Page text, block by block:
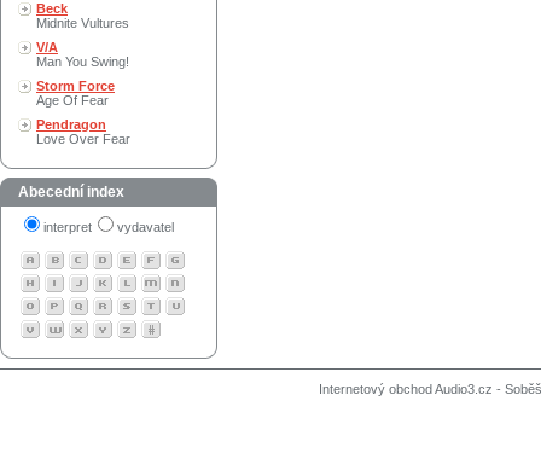
Beck
Midnite Vultures
V/A
Man You Swing!
Storm Force
Age Of Fear
Pendragon
Love Over Fear
Abecední index
interpret vydavatel
Internetový obchod Audio3.cz -